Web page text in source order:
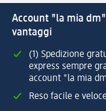
Account "la mia
vantaggi
(1) Spedizione
express sempre
account "la mia
Reso facile e veloce